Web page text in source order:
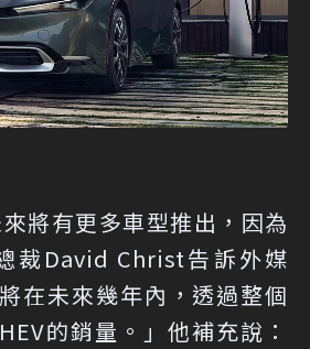
將有更多車型推出，因為
裁David Christ告訴外媒
在未來幾年內，透過整個
的銷量。」他補充說：